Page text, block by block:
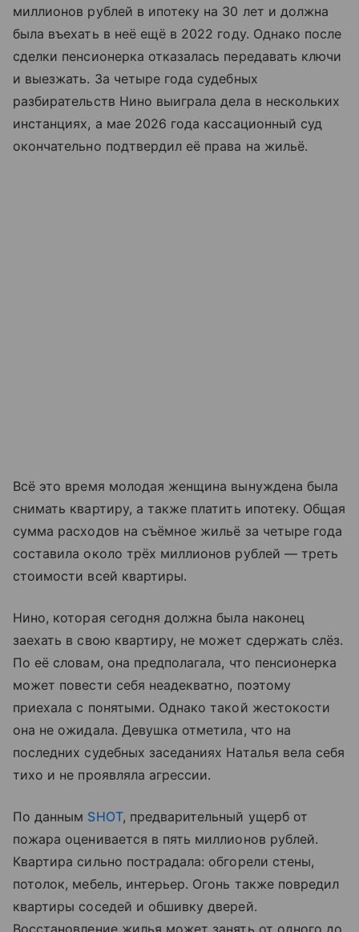
миллионов рублей в ипотеку на 30 лет и должна
была въехать в неё ещё в 2022 году. Однако после
сделки пенсионерка отказалась передавать ключи
и выезжать. За четыре года судебных
разбирательств Нино выиграла дела в нескольких
инстанциях, а мае 2026 года кассационный суд
окончательно подтвердил её права на жильё.
Всё это время молодая женщина вынуждена была
снимать квартиру, а также платить ипотеку. Общая
сумма расходов на съёмное жильё за четыре года
составила около трёх миллионов рублей — треть
стоимости всей квартиры.
Нино, которая сегодня должна была наконец
заехать в свою квартиру, не может сдержать слёз.
По её словам, она предполагала, что пенсионерка
может повести себя неадекватно, поэтому
приехала с понятыми. Однако такой жестокости
она не ожидала. Девушка отметила, что на
последних судебных заседаниях Наталья вела себя
тихо и не проявляла агрессии.
По данным SHOT, предварительный ущерб от
пожара оценивается в пять миллионов рублей.
Квартира сильно пострадала: обгорели стены,
потолок, мебель, интерьер. Огонь также повредил
квартиры соседей и обшивку дверей.